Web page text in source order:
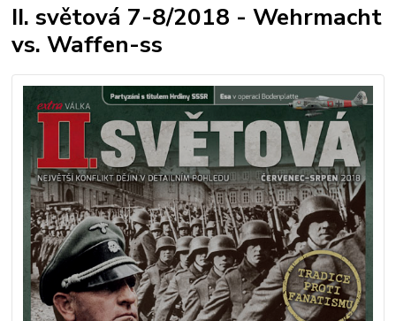
II. světová 7-8/2018 - Wehrmacht
vs. Waffen-ss